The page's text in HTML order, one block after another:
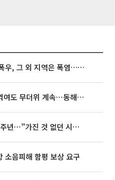
동해안은 시간당 80㎜ 폭우, 그 외 지역은 폭염…‘극과 극 날씨’
[내일 날씨] 폭염 한풀 꺾여도 무더위 계속⋯동해안 이틀 연속 비
임영웅, 어느덧 데뷔 10주년⋯"가진 것 없던 시절, 내 앞엔 20명의 팬뿐"
소음피해 함평 보상 요구